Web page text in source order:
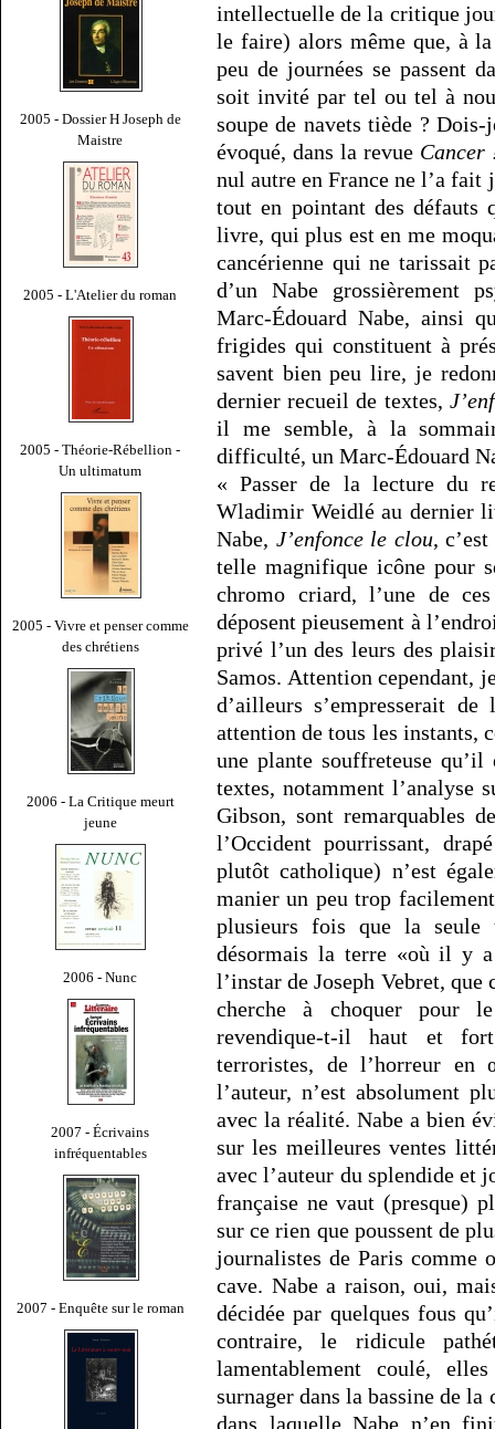
2005 - Dossier H Joseph de
Maistre
2005 - L'Atelier du roman
2005 - Théorie-Rébellion -
Un ultimatum
2005 - Vivre et penser comme
des chrétiens
2006 - La Critique meurt
jeune
2006 - Nunc
2007 - Écrivains
infréquentables
2007 - Enquête sur le roman
intellectuelle de la critique
le faire) alors même que, à
peu de journées se passent
soit invité par tel ou tel à
soupe de navets tiède ?
évoqué, dans la revue Cancer
nul autre en France ne l’a fait
tout en pointant des défauts
livre, qui plus est en me
cancérienne qui ne tarissait
d’un Nabe grossièrement
Marc-Édouard Nabe, ainsi
frigides qui constituent à
savent bien peu lire, je
dernier recueil de textes,
il me semble, à la
difficulté, un Marc-Édouard
« Passer de la lecture du
Wladimir Weidlé au dernier
Nabe, J’enfonce le clou,
telle magnifique icône pour
chromo criard, l’une de
déposent pieusement à
privé l’un des leurs des
Samos. Attention cependant,
d’ailleurs s’empresserait
attention de tous les instants,
une plante souffreteuse
textes, notamment l’analyse
Gibson, sont remarquables
l’Occident pourrissant,
plutôt catholique) n’est
manier un peu trop
plusieurs fois que la seule
désormais la terre «où il y
l’instar de Joseph Vebret,
cherche à choquer pour
revendique-t-il haut et
terroristes, de l’horreur en
l’auteur, n’est absolument
avec la réalité. Nabe a bien
sur les meilleures ventes
avec l’auteur du splendide et
française ne vaut (presque)
sur ce rien que poussent de
journalistes de Paris comme
cave. Nabe a raison, oui,
décidée par quelques fous
contraire, le ridicule
lamentablement coulé,
surnager dans la bassine de
dans laquelle Nabe n’en